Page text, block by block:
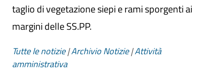
taglio di vegetazione siepi e rami sporgenti ai
margini delle SS.PP.
Tutte le notizie|Archivio Notizie|Attività
amministrativa